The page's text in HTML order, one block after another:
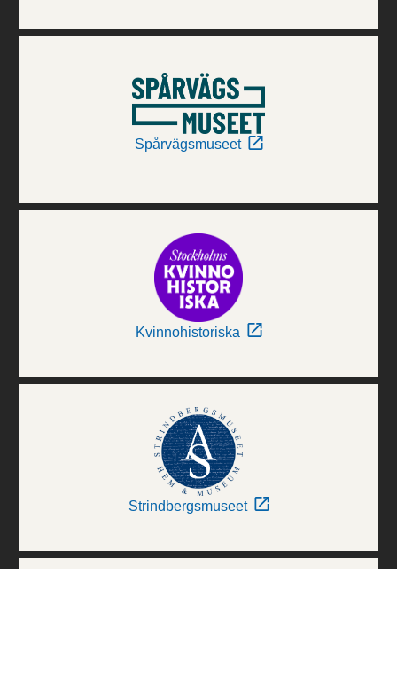
Spårvägsmuseet
Kvinnohistoriska
Strindbergsmuseet